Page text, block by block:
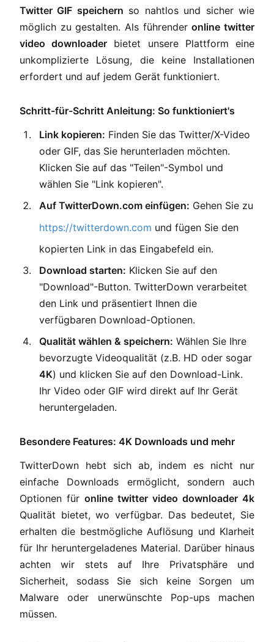
Twitter GIF speichern so nahtlos und sicher wie
möglich zu gestalten. Als führenderonline twitter
video downloader bietet unsere Plattform eine
unkomplizierte Lösung, die keine Installationen
erfordert und auf jedem Gerät funktioniert.
Schritt-für-Schritt Anleitung: So funktioniert's
Link kopieren: Finden Sie das Twitter/X-Video
oder GIF, das Sie herunterladen möchten.
Klicken Sie auf das "Teilen"-Symbol und
wählen Sie "Link kopieren".
Auf TwitterDown.com einfügen: Gehen Sie zu
https://twitterdown.com und fügen Sie den
kopierten Link in das Eingabefeld ein.
Download starten: Klicken Sie auf den
"Download"-Button. TwitterDown verarbeitet
den Link und präsentiert Ihnen die
verfügbaren Download-Optionen.
Qualität wählen & speichern: Wählen Sie Ihre
bevorzugte Videoqualität (z.B. HD oder sogar
4K) und klicken Sie auf den Download-Link.
Ihr Video oder GIF wird direkt auf Ihr Gerät
heruntergeladen.
Besondere Features: 4K Downloads und mehr
TwitterDown hebt sich ab, indem es nicht nur
einfache Downloads ermöglicht, sondern auch
Optionen für online twitter video downloader 4k
Qualität bietet, wo verfügbar. Das bedeutet, Sie
erhalten die bestmögliche Auflösung und Klarheit
für Ihr heruntergeladenes Material. Darüber hinaus
achten wir stets auf Ihre Privatsphäre und
Sicherheit, sodass Sie sich keine Sorgen um
Malware oder unerwünschte Pop-ups machen
müssen.